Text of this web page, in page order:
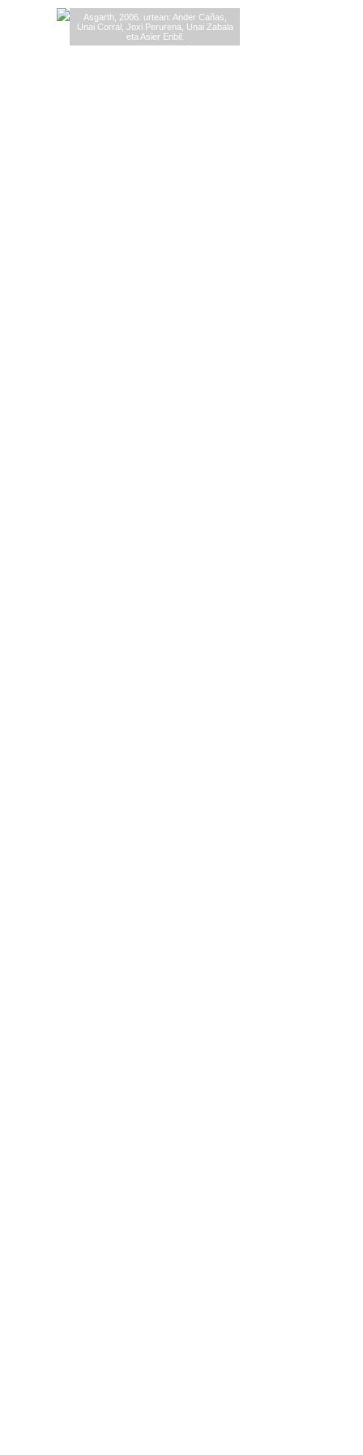
Asgarth, 2006. urtean: Ander Cañas,
Unai Corral, Joxi Perurena, Unai Zabala
eta Asier Enbil.